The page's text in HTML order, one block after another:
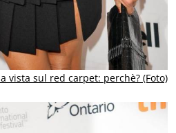
vista sul red carpet: perchè? (Foto)